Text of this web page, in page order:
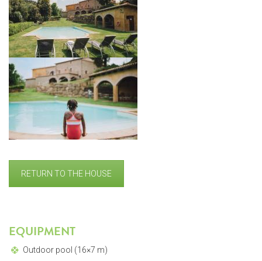
RETURN TO THE HOUSE
EQUIPMENT
Outdoor pool (16×7 m)